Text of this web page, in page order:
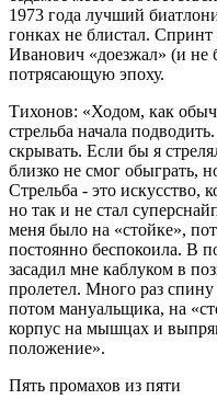
1973 года лучший
гонках не блистал.
Иванович «доезжал» (и не
потрясающую эпоху.
Тихонов: «Ходом, как
стрельба начала
скрывать. Если бы я
близко не смог обыграть,
Стрельба - это искусство,
но так и не стал
меня было на «стойке»,
постоянно беспокоила. В
засадил мне каблуком в
пролетел. Много раз
потом мануальщика, на
корпус на мышцах и
положение».
Пять промахов из пяти